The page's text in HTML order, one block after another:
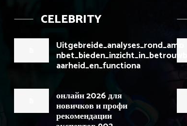
CELEBRITY
Uitgebreide_analyses_rond_amo
nbet_bieden_inzicht_in_betrouwb
aarheid_en_functiona
онлайн 2026 для
новичков и профи
рекомендации